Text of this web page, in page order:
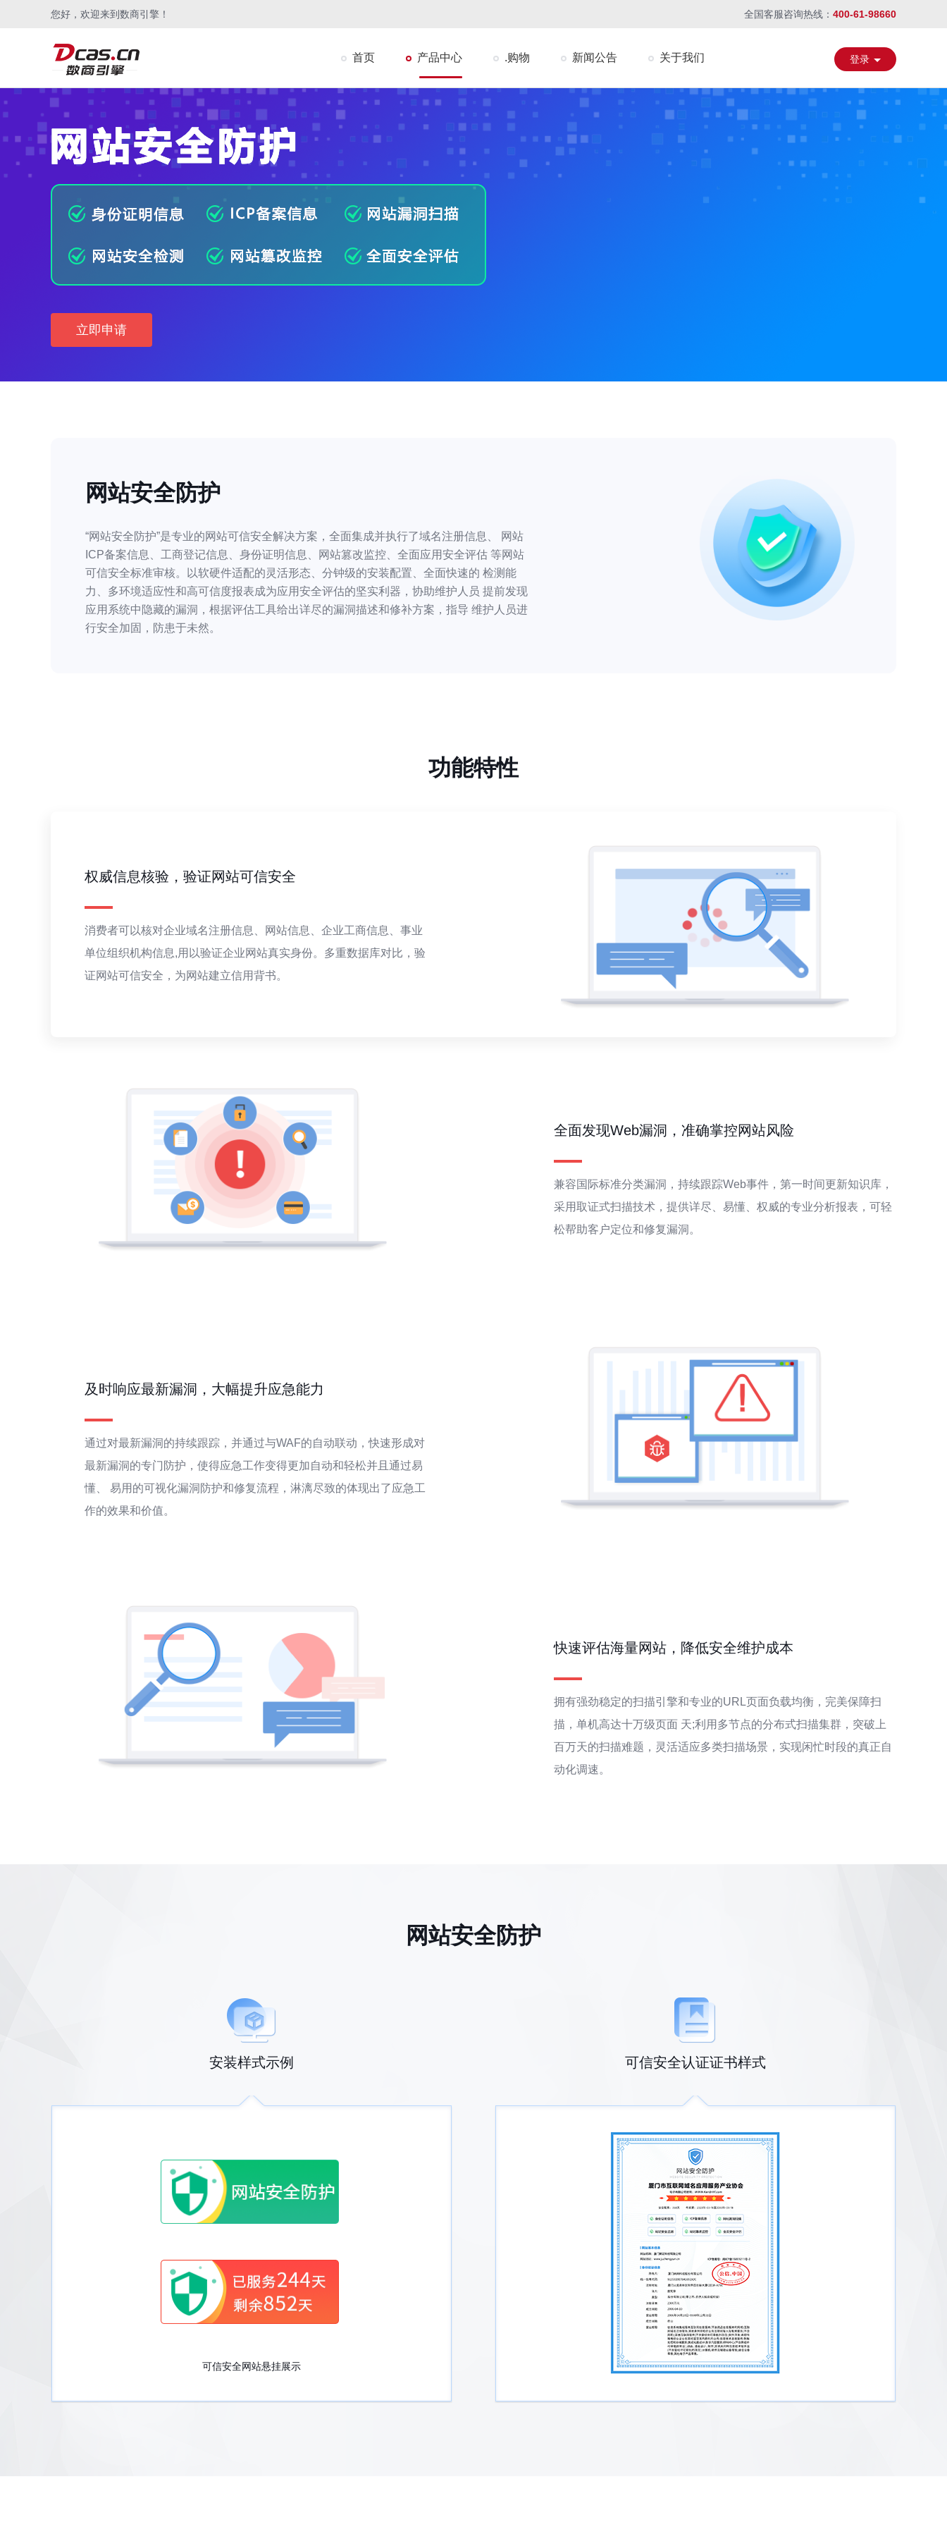
您好，欢迎来到数商引擎！ 全国客服咨询热线： 400-61-98660
登录
首页 产品中心 .购物 新闻公告 关于我们
立即申请
网站安全防护
“网站安全防护”是专业的网站可信安全解决方案，全面集成并执行了域名注册信息、 网站
ICP备案信息、工商登记信息、身份证明信息、网站篡改监控、全面应用安全评估 等网站
可信安全标准审核。以软硬件适配的灵活形态、分钟级的安装配置、全面快速的 检测能
力、多环境适应性和高可信度报表成为应用安全评估的坚实利器，协助维护人员 提前发现
应用系统中隐藏的漏洞，根据评估工具给出详尽的漏洞描述和修补方案，指导 维护人员进
行安全加固，防患于未然。
功能特性
权威信息核验，验证网站可信安全
消费者可以核对企业域名注册信息、网站信息、企业工商信息、事业
单位组织机构信息,用以验证企业网站真实身份。多重数据库对比，验
证网站可信安全，为网站建立信用背书。
全面发现Web漏洞，准确掌控网站风险
兼容国际标准分类漏洞，持续跟踪Web事件，第一时间更新知识库，
采用取证式扫描技术，提供详尽、易懂、权威的专业分析报表，可轻
松帮助客户定位和修复漏洞。
及时响应最新漏洞，大幅提升应急能力
通过对最新漏洞的持续跟踪，并通过与WAF的自动联动，快速形成对
最新漏洞的专门防护，使得应急工作变得更加自动和轻松并且通过易
懂、 易用的可视化漏洞防护和修复流程，淋漓尽致的体现出了应急工
作的效果和价值。
快速评估海量网站，降低安全维护成本
拥有强劲稳定的扫描引擎和专业的URL页面负载均衡，完美保障扫
描，单机高达十万级页面 天;利用多节点的分布式扫描集群，突破上
百万天的扫描难题，灵活适应多类扫描场景，实现闲忙时段的真正自
动化调速。
网站安全防护
安装样式示例
可信安全网站悬挂展示
可信安全认证证书样式